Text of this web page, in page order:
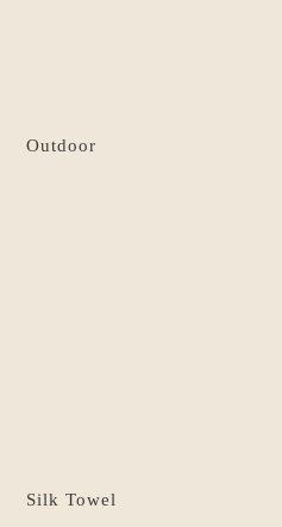
Outdoor
Silk Towel